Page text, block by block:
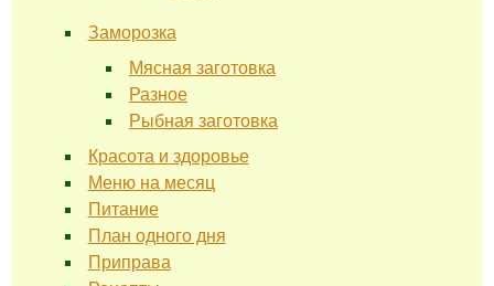
Заморозка
Мясная заготовка
Разное
Рыбная заготовка
Красота и здоровье
Меню на месяц
Питание
План одного дня
Приправа